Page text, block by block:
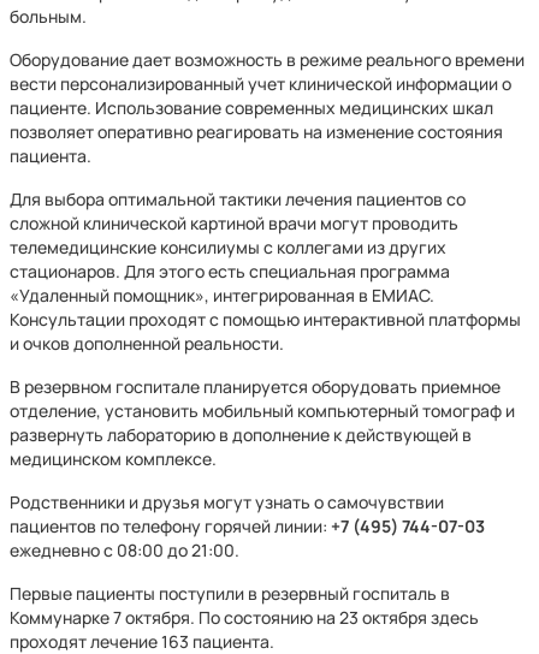
больным.
Оборудование дает возможность в режиме реального времени
вести персонализированный учет клинической информации о
пациенте. Использование современных медицинских шкал
позволяет оперативно реагировать на изменение состояния
пациента.
Для выбора оптимальной тактики лечения пациентов со
сложной клинической картиной врачи могут проводить
телемедицинские консилиумы с коллегами из других
стационаров. Для этого есть специальная программа
«Удаленный помощник», интегрированная в ЕМИАС.
Консультации проходят с помощью интерактивной платформы
и очков дополненной реальности.
В резервном госпитале планируется оборудовать приемное
отделение, установить мобильный компьютерный томограф и
развернуть лабораторию в дополнение к действующей в
медицинском комплексе.
Родственники и друзья могут узнать о самочувствии
пациентов по телефону горячей линии: +7 (495) 744-07-03
ежедневно с 08:00 до 21:00.
Первые пациенты поступили в резервный госпиталь в
Коммунарке 7 октября. По состоянию на 23 октября здесь
проходят лечение 163 пациента.